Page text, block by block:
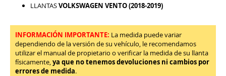
LLANTASVOLKSWAGEN VENTO (2018-2019)
INFORMACIÓN IMPORTANTE: La medida puede variar
dependiendo de la versión de su vehículo, le recomendamos
utilizar el manual de propietario o verificar la medida de su llanta
físicamente,ya que no tenemos devoluciones ni cambios por
errores de medida.